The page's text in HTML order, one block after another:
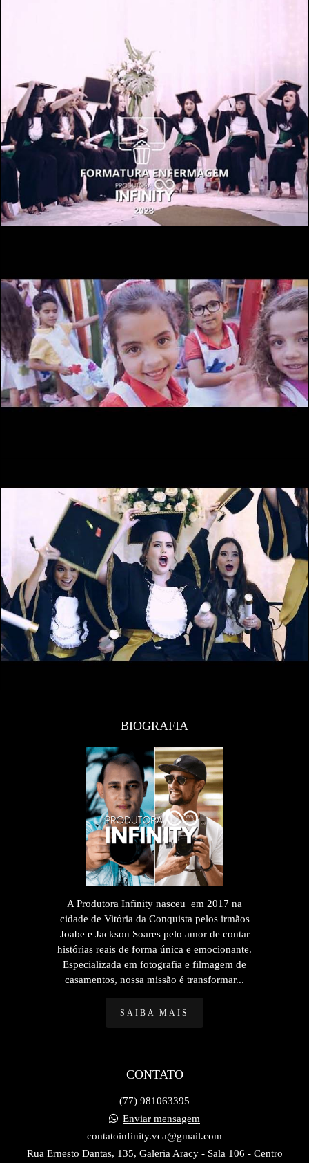
BIOGRAFIA
A Produtora Infinity nasceu em 2017 na
cidade de Vitória da Conquista pelos irmãos
Joabe e Jackson Soares pelo amor de contar
histórias reais de forma única e emocionante.
Especializada em fotografia e filmagem de
casamentos, nossa missão é transformar...
SAIBA MAIS
CONTATO
(77) 981063395
Enviar mensagem
contatoinfinity.vca@gmail.com
Rua Ernesto Dantas, 135, Galeria Aracy - Sala 106 - Centro